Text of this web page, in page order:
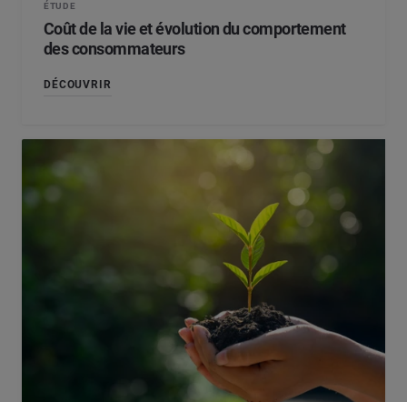
ÉTUDE
Coût de la vie et évolution du comportement
des consommateurs
DÉCOUVRIR